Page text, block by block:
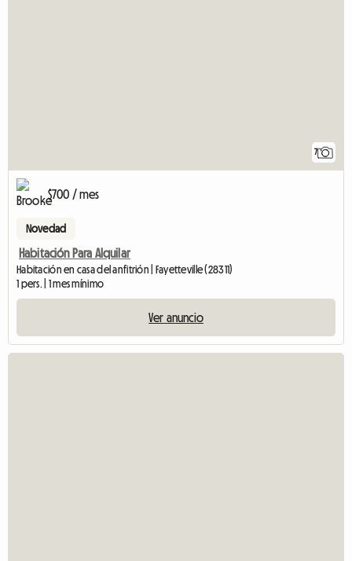
7
$700 / mes
Novedad
Habitación Para Alquilar
Habitación en casa del anfitrión | Fayetteville (28311)
1 pers. | 1 mes mínimo
Ver anuncio